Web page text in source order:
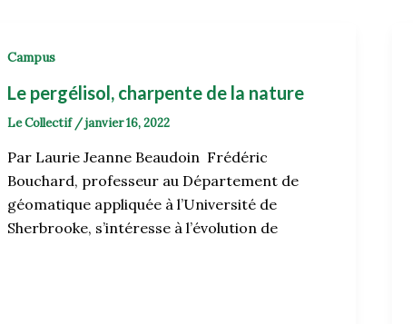
Campus
Le pergélisol, charpente de la nature
Le Collectif /janvier 16, 2022
Par Laurie Jeanne Beaudoin Frédéric
Bouchard, professeur au Département de
géomatique appliquée à l’Université de
Sherbrooke, s’intéresse à l’évolution de